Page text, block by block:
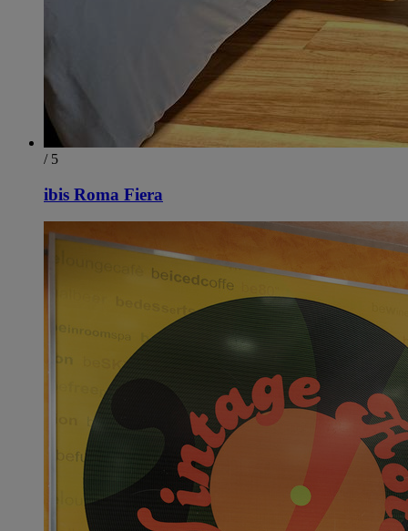
/ 5
ibis Roma Fiera